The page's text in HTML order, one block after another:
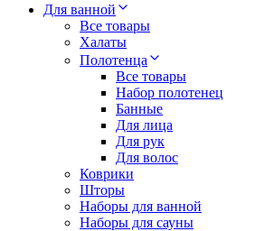
Для ванной
Все товары
Халаты
Полотенца
Все товары
Набор полотенец
Банные
Для лица
Для рук
Для волос
Коврики
Шторы
Наборы для ванной
Наборы для сауны